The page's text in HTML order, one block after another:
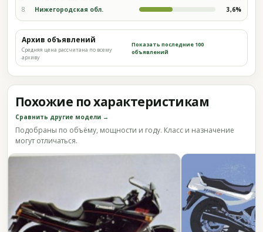
8 Нижегородская обл. 3,6%
Архив объявлений
Средняя цена рассчитана по всему
архиву
Показать последние 100
объявлений
Похожие по характеристикам
Сравнить другие модели →
Подобраны по объёму, мощности и году. Класс и назначение
могут отличаться.